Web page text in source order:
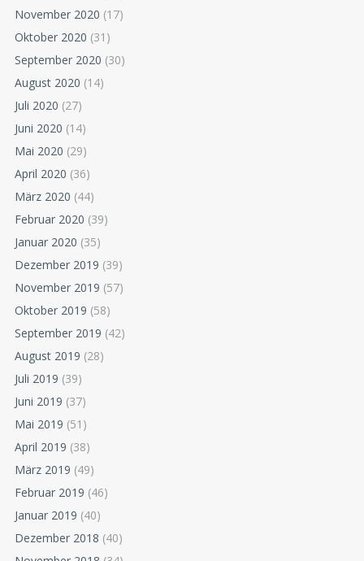
November 2020 (17)
Oktober 2020 (31)
September 2020 (30)
August 2020 (14)
Juli 2020 (27)
Juni 2020 (14)
Mai 2020 (29)
April 2020 (36)
März 2020 (44)
Februar 2020 (39)
Januar 2020 (35)
Dezember 2019 (39)
November 2019 (57)
Oktober 2019 (58)
September 2019 (42)
August 2019 (28)
Juli 2019 (39)
Juni 2019 (37)
Mai 2019 (51)
April 2019 (38)
März 2019 (49)
Februar 2019 (46)
Januar 2019 (40)
Dezember 2018 (40)